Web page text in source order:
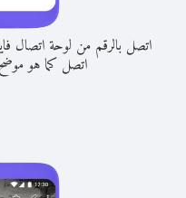
اتصل بالرقم من لوحة اتصال
اتصل كما هو